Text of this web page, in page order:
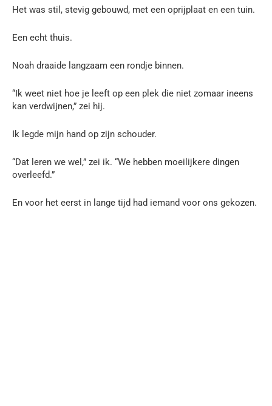
Het was stil, stevig gebouwd, met een oprijplaat en een tuin.
Een echt thuis.
Noah draaide langzaam een rondje binnen.
“Ik weet niet hoe je leeft op een plek die niet zomaar ineens
kan verdwijnen,” zei hij.
Ik legde mijn hand op zijn schouder.
“Dat leren we wel,” zei ik. “We hebben moeilijkere dingen
overleefd.”
En voor het eerst in lange tijd had iemand voor ons gekozen.